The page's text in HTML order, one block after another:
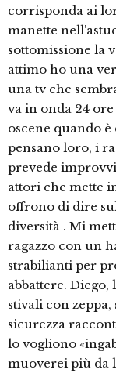
corrisponda ai
manette
sottomissione la
attimo ho una
una tv che
va in onda 24
oscene quando
pensano loro, i
prevede
attori che mette
offrono di dire
diversità . Mi
ragazzo con un
strabilianti per
abbattere.
stivali con
sicurezza
lo vogliono
muoverei più da